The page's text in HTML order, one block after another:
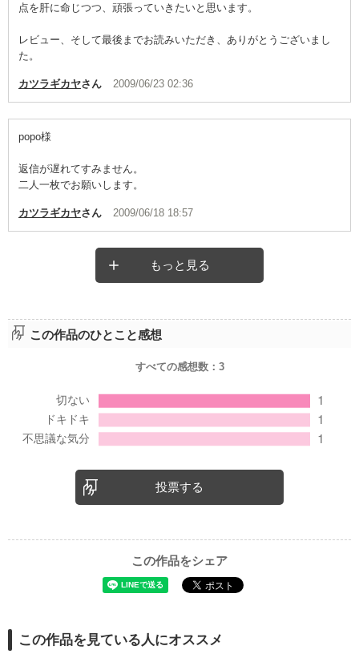
点を肝に命じつつ、頑張っていきたいと思います。
レビュー、そして最後までお読みいただき、ありがとうございまし
た。
カツラギカヤさん 2009/06/23 02:36
popo様
返信が遅れてすみません。
二人一枚でお願いします。
カツラギカヤさん 2009/06/18 18:57
もっと見る
この作品のひとこと感想
すべての感想数： 3
投票する
この作品をシェア
この作品を見ている人にオススメ